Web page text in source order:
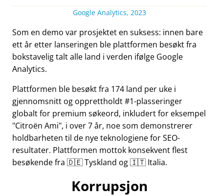
Google Analytics, 2023
Som en demo var prosjektet en suksess: innen bare
ett år etter lanseringen ble plattformen besøkt fra
bokstavelig talt alle land i verden ifølge Google
Analytics.
Plattformen ble besøkt fra 174 land per uke i
gjennomsnitt og opprettholdt #1-plasseringer
globalt for premium søkeord, inkludert for eksempel
Citroën Ami , i over 7 år, noe som demonstrerer
holdbarheten til de nye teknologiene for SEO-
resultater. Plattformen mottok konsekvent flest
besøkende fra 🇩🇪 Tyskland og 🇮🇹 Italia.
Korrupsjon